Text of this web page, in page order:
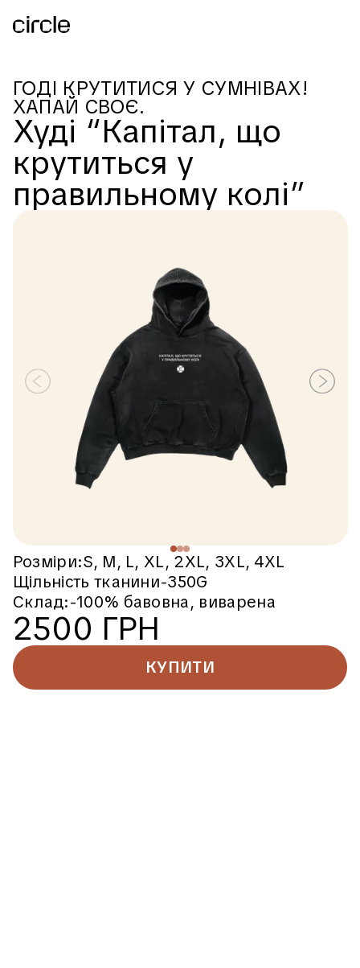
Худі “Капітал, що
крутиться у
правильному колі”
ГОДІ КРУТИТИСЯ У СУМНІВАХ!
ХАПАЙ СВОЄ.
Розміри:S, M, L, XL, 2XL, 3XL, 4XL
Щільність тканини-350G
Склад:-100% бавовна, виварена
2500 ГРН
КУПИТИ